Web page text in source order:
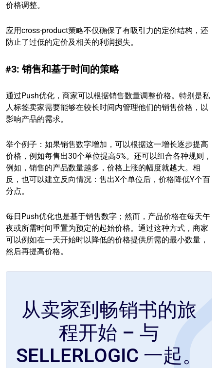
价格调整。
应用cross-product策略不仅确保了有吸引力的定价结构，还
防止了过低的定价及相关的利润损失。
#3: 销售和基于时间的策略
通过Push优化，商家可以根据销售数量调整价格。特别是私
人标签卖家需要能够在较长时间内管理他们的销售价格，以
影响产品的需求。
举个例子：如果销售数字增加，可以根据这一增长逐步提高
价格，例如每售出30个单位提高5%。还可以组合各种规则，
例如，销售的产品数量越多，价格上涨的幅度就越大。相
反，也可以建立反向情况：售出X个单位后，价格降低Y个百
分点。
每日Push优化也是基于销售数字；然而，产品价格在每天午
夜或所需时间重置为预定的起始价格。通过这种方式，商家
可以例如在一天开始时以降低的价格提供所需的最小数量，
然后再提高价格。
从卖家到畅销书的旅
程开始 – 与
SELLERLOGIC 一起。